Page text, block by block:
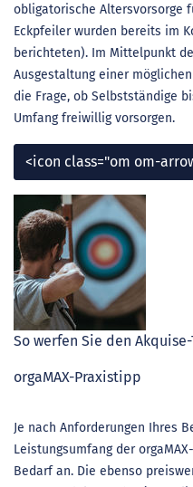
obligatorische Altersvorsorge
Eckpfeiler wurden bereits im
berichteten). Im Mittelpunkt
Ausgestaltung einer
die Frage, ob Selbstständige
Umfang freiwillig vorsorgen.
<icon class="om om-
So werfen Sie den
orgaMAX-Praxistipp
Je nach Anforderungen Ihres
Leistungsumfang der
Bedarf an. Die ebenso